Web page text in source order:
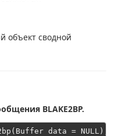
объект сводной
BLAKE2BP.